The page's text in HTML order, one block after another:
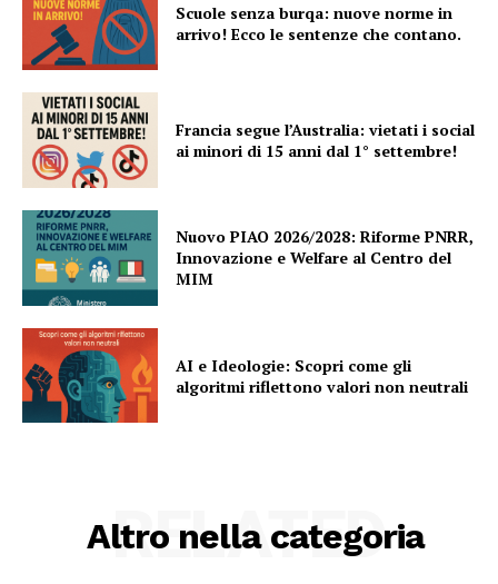
Scuole senza burqa: nuove norme in
arrivo! Ecco le sentenze che contano.
Francia segue l’Australia: vietati i social
ai minori di 15 anni dal 1° settembre!
Nuovo PIAO 2026/2028: Riforme PNRR,
Innovazione e Welfare al Centro del
MIM
AI e Ideologie: Scopri come gli
algoritmi riflettono valori non neutrali
Altro nella categoria
RELATED